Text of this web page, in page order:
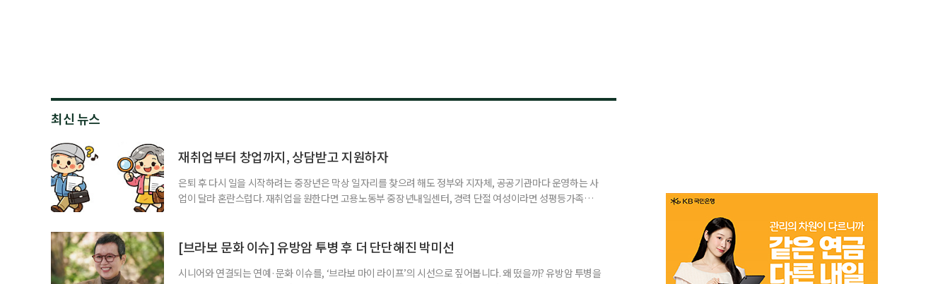
최신 뉴스
재취업부터 창업까지, 상담받고 지원하자
은퇴 후 다시 일을 시작하려는 중장년은 막상 일자리를 찾으려 해도 정부와 지자체, 공공기관마다 운영하는 사
업이 달라 혼란스럽다. 재취업을 원한다면 고용노동부 중장년내일센터, 경력 단절 여성이라면 성평등가족부
준비부터 구직 수당까지 고용노동부 국민취업지원제도 구직활동이 쉽지 않은 사람을 위한 제도다. 개인별 취
업 지원 계획을 세
[브라보 문화 이슈] 유방암 투병 후 더 단단해진 박미선
시니어와 연결되는 연예·문화 이슈를, ‘브라보 마이 라이프’의 시선으로 짚어봅니다. 왜 떴을까? 유방암 투병을